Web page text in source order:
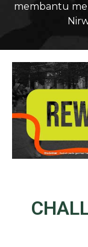
membantu